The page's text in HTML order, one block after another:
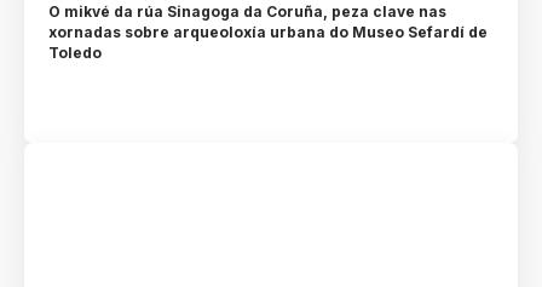
O mikvé da rúa Sinagoga da Coruña, peza clave nas
xornadas sobre arqueoloxía urbana do Museo Sefardí de
Toledo